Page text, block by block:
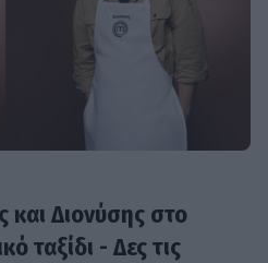
και Διονύσης στο
ταξίδι - Δες τις